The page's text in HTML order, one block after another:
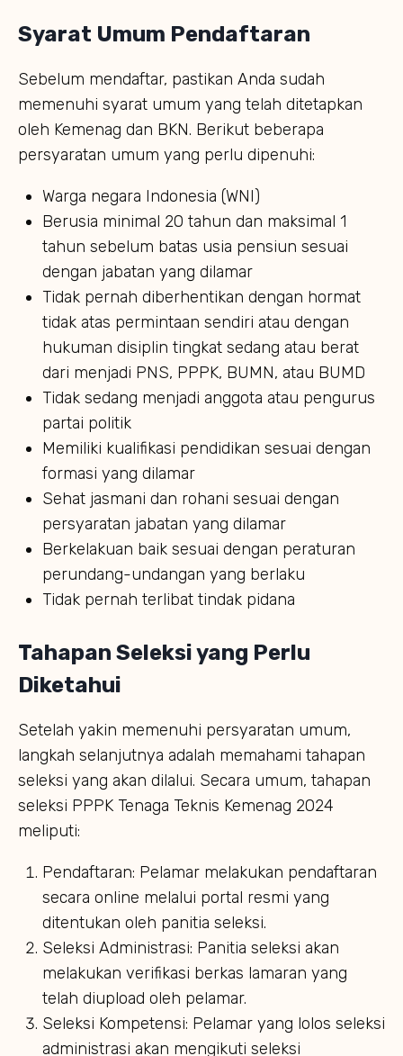
Syarat Umum Pendaftaran
Sebelum mendaftar, pastikan Anda sudah
memenuhi syarat umum yang telah ditetapkan
oleh Kemenag dan BKN. Berikut beberapa
persyaratan umum yang perlu dipenuhi:
Warga negara Indonesia (WNI)
Berusia minimal 20 tahun dan maksimal 1
tahun sebelum batas usia pensiun sesuai
dengan jabatan yang dilamar
Tidak pernah diberhentikan dengan hormat
tidak atas permintaan sendiri atau dengan
hukuman disiplin tingkat sedang atau berat
dari menjadi PNS, PPPK, BUMN, atau BUMD
Tidak sedang menjadi anggota atau pengurus
partai politik
Memiliki kualifikasi pendidikan sesuai dengan
formasi yang dilamar
Sehat jasmani dan rohani sesuai dengan
persyaratan jabatan yang dilamar
Berkelakuan baik sesuai dengan peraturan
perundang-undangan yang berlaku
Tidak pernah terlibat tindak pidana
Tahapan Seleksi yang Perlu
Diketahui
Setelah yakin memenuhi persyaratan umum,
langkah selanjutnya adalah memahami tahapan
seleksi yang akan dilalui. Secara umum, tahapan
seleksi PPPK Tenaga Teknis Kemenag 2024
meliputi:
Pendaftaran: Pelamar melakukan pendaftaran
secara online melalui portal resmi yang
ditentukan oleh panitia seleksi.
Seleksi Administrasi: Panitia seleksi akan
melakukan verifikasi berkas lamaran yang
telah diupload oleh pelamar.
Seleksi Kompetensi: Pelamar yang lolos seleksi
administrasi akan mengikuti seleksi